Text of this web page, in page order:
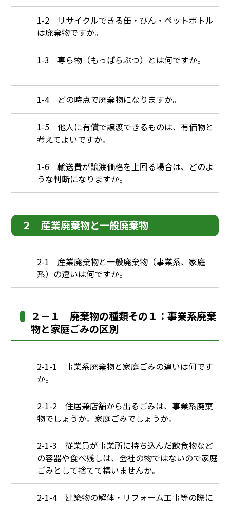
1-2 リサイクルできる缶・びん・ペットボトル
は廃棄物ですか。
1-3 専ら物（もっぱらぶつ）とは何ですか。
1-4 どの時点で廃棄物になりますか。
1-5 他人に有償で譲渡できるものは、有価物と
考えてよいですか。
1-6 輸送費が譲渡価格を上回る場合は、どのよ
うな判断になりますか。
２ 産業廃棄物と一般廃棄物
2-1 産業廃棄物と一般廃棄物（事業系、家庭
系）の違いは何ですか。
２－１ 廃棄物の種類その１：事業系廃棄
物と家庭ごみの区別
2-1-1 事業系廃棄物と家庭ごみの違いは何です
か。
2-1-2 住居兼店舗から出るごみは、事業系廃棄
物でしょうか。家庭ごみでしょうか。
2-1-3 従業員が事業所に持ち込んだ飲食物など
の容器や食べ残しは、会社の物ではないので家庭
ごみとして捨てて構いませんか。
2-1-4 建築物の解体・リフォーム工事等の際に